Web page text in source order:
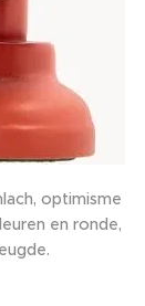
optimisme
en ronde,